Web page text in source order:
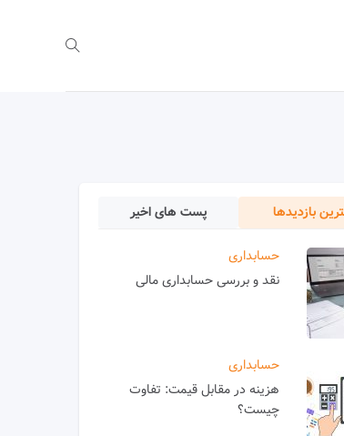
بازدیدها پست های اخیر
حسابداری
نقد و بررسی حسابداری مالی
حسابداری
هزینه در مقابل قیمت: تفاوت
چیست؟